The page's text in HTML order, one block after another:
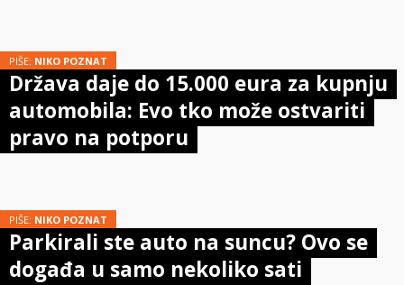
PIŠE: NIKO POZNAT
Država daje do 15.000 eura za kupnju
automobila: Evo tko može ostvariti
pravo na potporu
PIŠE: NIKO POZNAT
Parkirali ste auto na suncu? Ovo se
događa u samo nekoliko sati